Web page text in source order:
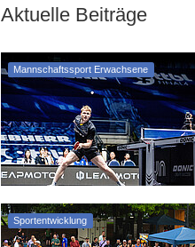
Aktuelle Beiträge
Mannschaftssport Erwachsene
Sportentwicklung